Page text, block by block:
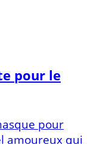
pour le
pour
amoureux qui